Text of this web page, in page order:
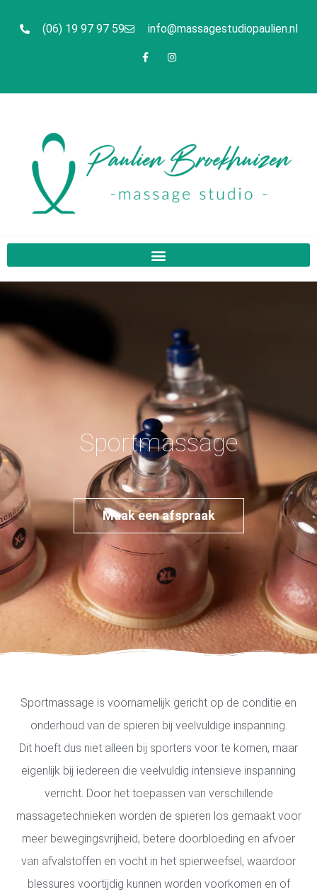
(06) 19 97 97 59 info@massagestudiopaulien.nl
Sportmassage
Maak een afspraak
Sportmassage is voornamelijk gericht op de conditie en
onderhoud van de spieren bij veelvuldige inspanning.
Dit hoeft dus niet alleen bij sporters voor te komen, maar
eigenlijk bij iedereen die veelvuldig intensieve inspanning
verricht. Door het toepassen van verschillende
massagetechnieken worden de spieren los gemaakt voor
meer bewegingsvrijheid, betere doorbloeding en afvoer
van afvalstoffen en vocht in het spierweefsel, waardoor
blessures voortijdig kunnen worden voorkomen en of